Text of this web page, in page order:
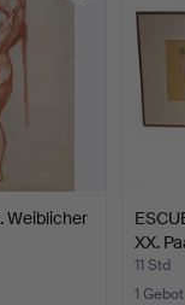
Weiblicher
XX.
11 Std
1 Gebot